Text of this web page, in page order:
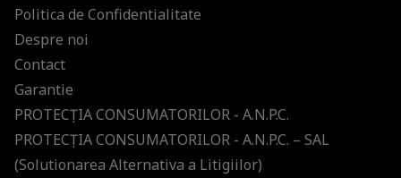
Politica de Confidentialitate
Despre noi
Contact
Garantie
PROTECŢIA CONSUMATORILOR - A.N.P.C.
PROTECŢIA CONSUMATORILOR - A.N.P.C. – SAL
(Solutionarea Alternativa a Litigiilor)